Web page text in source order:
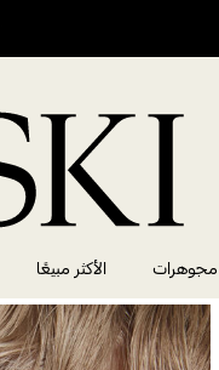
مجوهرات الأكثر مبيعًا